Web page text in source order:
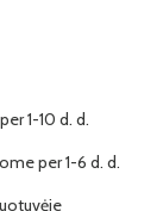
1-10 d. d.
per 1-6 d. d.